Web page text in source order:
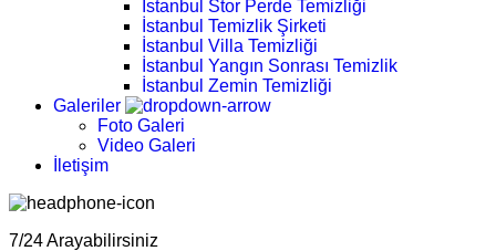
İstanbul Stor Perde Temizliği
İstanbul Temizlik Şirketi
İstanbul Villa Temizliği
İstanbul Yangın Sonrası Temizlik
İstanbul Zemin Temizliği
Galeriler
Foto Galeri
Video Galeri
İletişim
7/24 Arayabilirsiniz